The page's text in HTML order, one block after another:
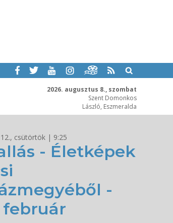
2026. augusztus 8., szombat
Szent Domonkos
László, Eszmeralda
csütörtök | 9:25
- Életképek
-
február